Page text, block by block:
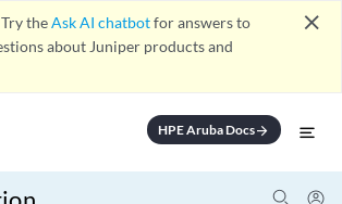
Try theAsk AI chatbotfor answers to
about Juniper products and
close
HPE Aruba Docsarrow_forward